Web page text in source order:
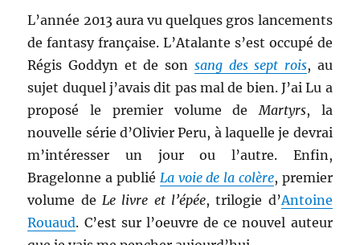
L’année 2013 aura vu quelques gros lancements
de fantasy française. L’Atalante s’est occupé de
Régis Goddyn et de son sang des sept rois, au
sujet duquel j’avais dit pas mal de bien. J’ai Lu a
proposé le premier volume deMartyrs, la
nouvelle série d’Olivier Peru, à laquelle je devrai
m’intéresser un jour ou l’autre. Enfin,
Bragelonne a publié La voie de la colère, premier
volume deLe livre et l’épée, trilogie d’Antoine
Rouaud. C’est sur l’oeuvre de ce nouvel auteur